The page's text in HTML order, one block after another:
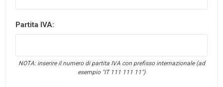
Partita IVA:
NOTA: inserire il numero di partita IVA con prefisso internazionale (ad
esempio "IT 111 111 11")